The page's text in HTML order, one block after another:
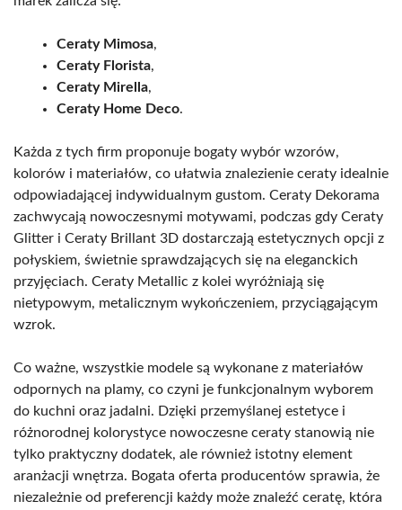
Ceraty Mimosa,
Ceraty Florista,
Ceraty Mirella,
Ceraty Home Deco.
Każda z tych firm proponuje bogaty wybór wzorów,
kolorów i materiałów, co ułatwia znalezienie ceraty idealnie
odpowiadającej indywidualnym gustom. Ceraty Dekorama
zachwycają nowoczesnymi motywami, podczas gdy Ceraty
Glitter i Ceraty Brillant 3D dostarczają estetycznych opcji z
połyskiem, świetnie sprawdzających się na eleganckich
przyjęciach. Ceraty Metallic z kolei wyróżniają się
nietypowym, metalicznym wykończeniem, przyciągającym
wzrok.
Co ważne, wszystkie modele są wykonane z materiałów
odpornych na plamy, co czyni je funkcjonalnym wyborem
do kuchni oraz jadalni. Dzięki przemyślanej estetyce i
różnorodnej kolorystyce nowoczesne ceraty stanowią nie
tylko praktyczny dodatek, ale również istotny element
aranżacji wnętrza. Bogata oferta producentów sprawia, że
niezależnie od preferencji każdy może znaleźć ceratę, która